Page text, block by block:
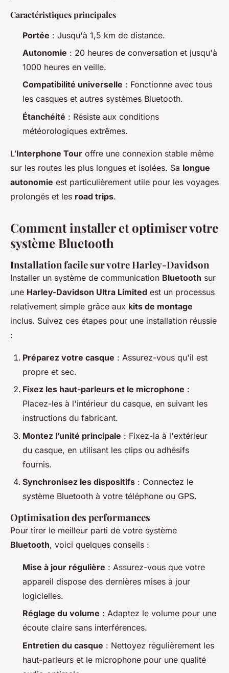
Caractéristiques principales
Portée : Jusqu'à 1,5 km de distance.
Autonomie : 20 heures de conversation et jusqu'à
1000 heures en veille.
Compatibilité universelle : Fonctionne avec tous
les casques et autres systèmes Bluetooth.
Étanchéité : Résiste aux conditions
météorologiques extrêmes.
L’Interphone Tour offre une connexion stable même
sur les routes les plus longues et isolées. Sa longue
autonomie est particulièrement utile pour les voyages
prolongés et les road trips.
Comment installer et optimiser votre
système Bluetooth
Installation facile sur votre Harley-Davidson
Installer un système de communication Bluetooth sur
une Harley-Davidson Ultra Limited est un processus
relativement simple grâce aux kits de montage
inclus. Suivez ces étapes pour une installation réussie
:
Préparez votre casque : Assurez-vous qu'il est
propre et sec.
Fixez les haut-parleurs et le microphone :
Placez-les à l'intérieur du casque, en suivant les
instructions du fabricant.
Montez l’unité principale : Fixez-la à l'extérieur
du casque, en utilisant les clips ou adhésifs
fournis.
Synchronisez les dispositifs : Connectez le
système Bluetooth à votre téléphone ou GPS.
Optimisation des performances
Pour tirer le meilleur parti de votre système
Bluetooth, voici quelques conseils :
Mise à jour régulière : Assurez-vous que votre
appareil dispose des dernières mises à jour
logicielles.
Réglage du volume : Adaptez le volume pour une
écoute claire sans interférences.
Entretien du casque : Nettoyez régulièrement les
haut-parleurs et le microphone pour une qualité